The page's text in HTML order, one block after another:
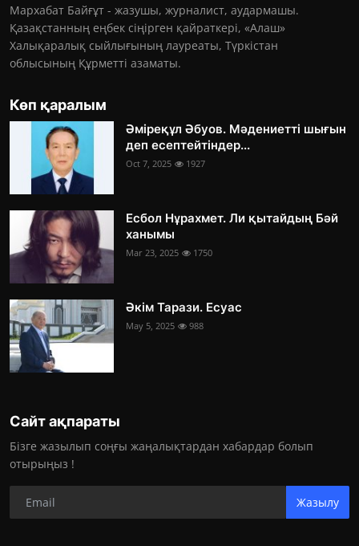
Мархабат Байғұт - жазушы, журналист, аудармашы.
Қазақстанның еңбек сіңірген қайраткері, «Алаш»
Халықаралық сыйлығының лауреаты, Түркістан
облысының Құрметті азаматы.
Көп қаралым
Әміреқұл Әбуов. Мәдениетті шығын
деп есептейтіндер...
Oct 7, 2025 1927
Есбол Нұрахмет. Ли қытайдың Бәй
ханымы
Mar 23, 2025 1750
Әкім Тарази. Есуас
May 5, 2025 988
Сайт ақпараты
Бізге жазылып соңғы жаңалықтардан хабардар болып
отырыңыз !
Жазылу